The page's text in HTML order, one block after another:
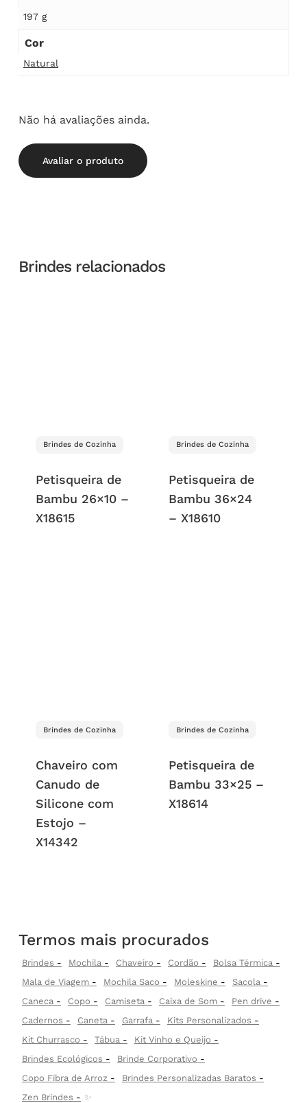
197 g
Cor
Natural
Não há avaliações ainda.
Avaliar o produto
Brindes relacionados
Brindes de Cozinha
Petisqueira de
Bambu 26×10 –
X18615
Brindes de Cozinha
Petisqueira de
Bambu 36×24
– X18610
Brindes de Cozinha
Chaveiro com
Canudo de
Silicone com
Estojo –
X14342
Brindes de Cozinha
Petisqueira de
Bambu 33×25 –
X18614
Termos mais procurados
Brindes Mochila Chaveiro Cordão
Bolsa Térmica
Mala de Viagem
Mochila Saco Moleskine
Sacola
Caneca
Copo Camiseta Caixa de Som
Pen drive
Cadernos
Caneta Garrafa
Kits Personalizados
Kit Churrasco
Tábua
Kit Vinho e Queijo
Brindes Ecológicos
Brinde Corporativo
Copo Fibra de Arroz
Brindes Personalizadas Baratos
Zen Brindes
✨